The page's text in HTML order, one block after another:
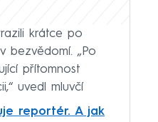
krátce po
bezvědomí. „Po
přítomnost
uvedl mluvčí
reportér. A jak